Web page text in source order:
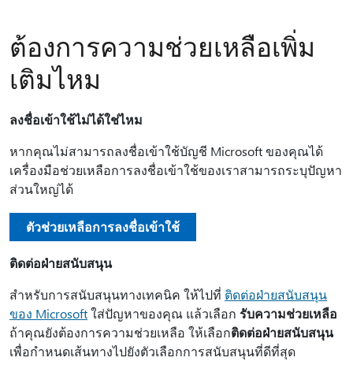
ต้องการความช่วยเหลือเพิ่ม
เติมไหม
ลงชื่อเข้าใช้ไม่ได้ใช่ไหม
หากคุณไม่สามารถลงชื่อเข้าใช้บัญชี Microsoft ของคุณได้
เครื่องมือช่วยเหลือการลงชื่อเข้าใช้ของเราสามารถระบุปัญหา
ส่วนใหญ่ได้
ตัวช่วยเหลือการลงชื่อเข้าใช้
ติดต่อฝ่ายสนับสนุน
สําหรับการสนับสนุนทางเทคนิค ให้ไปที่ ติดต่อฝ่ายสนับสนุน
ของ Microsoftใส่ปัญหาของคุณ แล้วเลือก รับความช่วยเหลือ
ถ้าคุณยังต้องการความช่วยเหลือ ให้เลือกติดต่อฝ่ายสนับสนุน
เพื่อกําหนดเส้นทางไปยังตัวเลือกการสนับสนุนที่ดีที่สุด